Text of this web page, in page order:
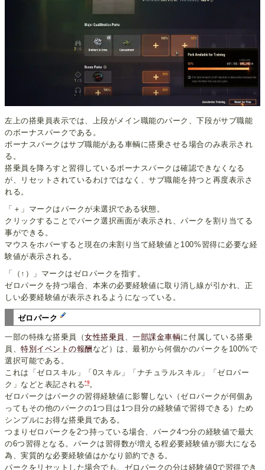
左上の搭乗員表示では、上段がメイン職能のパーク、下段がサブ職能
のボーナスパークである。
ボーナスパークはサブ職能がある車輌に搭乗させる場合のみ表示され
る。
搭乗員を降ろすと習得しているボーナスパークは確認できなくなる
が、リセットされているわけではなく、サブ職能を持つと再度表示さ
れる。
「＋」マークはパークが未選択である状態。
クリックすることでパーク選択画面が表示され、パークを割り当てる
事ができる。
マウスをホバーすると現在の未割り当て経験値と100%習得に必要な経
験値が表示される。
「（↑）」マークはゼロパークを指す。
ゼロパークを持つ場合、本来の必要経験値に取り消し線が引かれ、正
しい必要経験値が表示されるようになっている。
ゼロパーク
一部の特殊な搭乗員（女性搭乗員 、一部課金車輌に付属している搭乗
員、特別イベントの報酬 など）は、最初から何個かのパークを100%で
選択可能である。
これは「ゼロスキル」「0スキル」「ナチュラルスキル」「ゼロパー
ク」などと表記される*9。
ゼロパークはパークの習得経験値に影響しない（ゼロパークが何個あ
ってもその他のパークの1つ目は1つ目分の経験値で習得できる）ため
シンプルにお得な搭乗員である。
つまりゼロパークを2つ持っている場合、パーク4つ分の経験値で最大
の6つ習得となる。パークは習得数が増える程必要経験値が膨大になる
為、実質的な必要経験値はかなり節約できる。
パークをリセットした場合でも、ゼロパークの分は経験値0で習得でき